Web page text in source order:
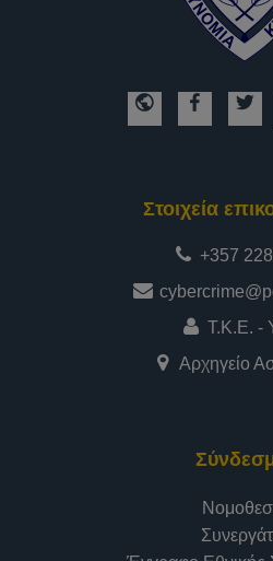
Στοιχεία
+357
Τ.Κ.Ε. -
Αρχηγείο